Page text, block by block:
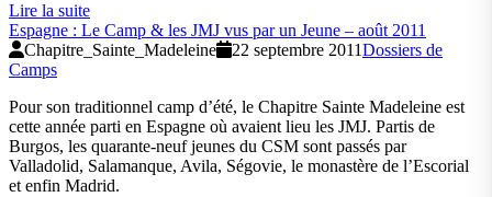
Lire la suite
Espagne : Le Camp & les JMJ vus par un Jeune – août 2011
Chapitre_Sainte_Madeleine
22 septembre 2011Dossiers de
Camps
Pour son traditionnel camp d’été, le Chapitre Sainte Madeleine est
cette année parti en Espagne où avaient lieu les JMJ. Partis de
Burgos, les quarante-neuf jeunes du CSM sont passés par
Valladolid, Salamanque, Avila, Ségovie, le monastère de l’Escorial
et enfin Madrid.